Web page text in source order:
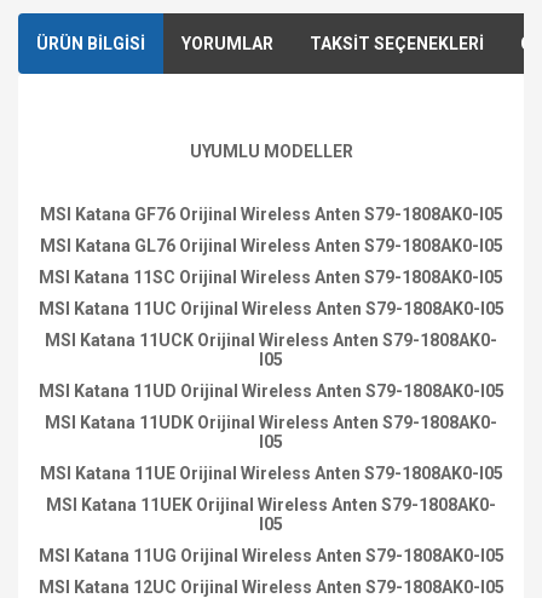
ÜRÜN BİLGİSİ YORUMLAR TAKSİT SEÇENEKLERİ
UYUMLU MODELLER
MSI Katana GF76 Orijinal Wireless Anten S79-1808AK0-I05
MSI Katana GL76 Orijinal Wireless Anten S79-1808AK0-I05
MSI Katana 11SC Orijinal Wireless Anten S79-1808AK0-I05
MSI Katana 11UC Orijinal Wireless Anten S79-1808AK0-I05
MSI Katana 11UCK Orijinal Wireless Anten S79-1808AK0-
I05
MSI Katana 11UD Orijinal Wireless Anten S79-1808AK0-I05
MSI Katana 11UDK Orijinal Wireless Anten S79-1808AK0-
I05
MSI Katana 11UE Orijinal Wireless Anten S79-1808AK0-I05
MSI Katana 11UEK Orijinal Wireless Anten S79-1808AK0-
I05
MSI Katana 11UG Orijinal Wireless Anten S79-1808AK0-I05
MSI Katana 12UC Orijinal Wireless Anten S79-1808AK0-I05